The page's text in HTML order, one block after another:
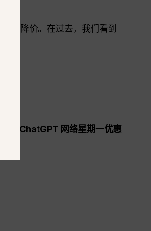
接降价。在过去，我们看到
ChatGPT 网络星期一优惠